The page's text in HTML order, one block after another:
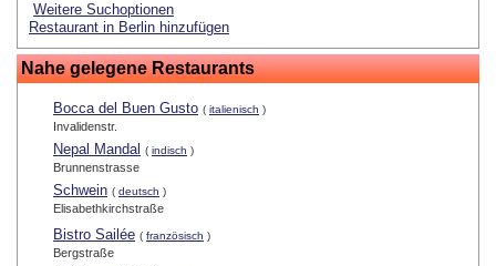
Weitere Suchoptionen
Restaurant in Berlin hinzufügen
Nahe gelegene Restaurants
Bocca del Buen Gusto ( italienisch )
Invalidenstr.
Nepal Mandal ( indisch )
Brunnenstrasse
Schwein ( deutsch )
Elisabethkirchstraße
Bistro Sailée ( französisch )
Bergstraße